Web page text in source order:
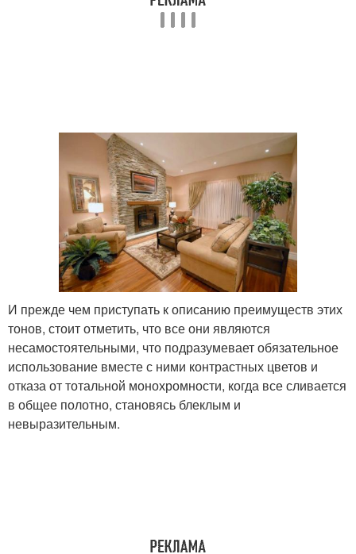
И прежде чем приступать к описанию преимуществ этих
тонов, стоит отметить, что все они являются
несамостоятельными, что подразумевает обязательное
использование вместе с ними контрастных цветов и
отказа от тотальной монохромности, когда все сливается
в общее полотно, становясь блеклым и
невыразительным.